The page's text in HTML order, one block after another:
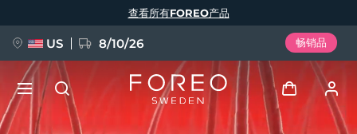
查看所有FOREO产品
US 8/10/26 畅销品